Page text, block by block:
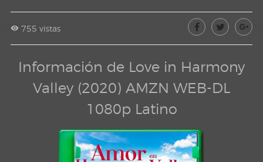
755 vistas
Información de Love in Harmony
Valley (2020) AMZN WEB-DL
1080p Latino